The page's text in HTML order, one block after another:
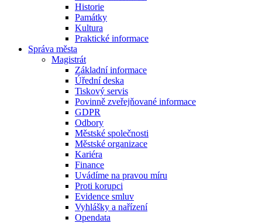
Historie
Památky
Kultura
Praktické informace
Správa města
Magistrát
Základní informace
Úřední deska
Tiskový servis
Povinně zveřejňované informace
GDPR
Odbory
Městské společnosti
Městské organizace
Kariéra
Finance
Uvádíme na pravou míru
Proti korupci
Evidence smluv
Vyhlášky a nařízení
Opendata